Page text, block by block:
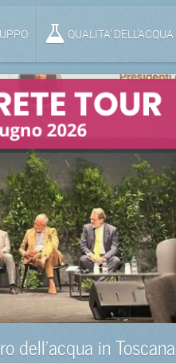
QUALITA’ DELL’ACQUA
dell’acqua in Toscana